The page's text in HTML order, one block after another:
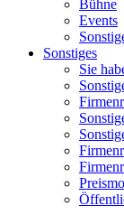
Bühne
Events
Sonstiges
Sie